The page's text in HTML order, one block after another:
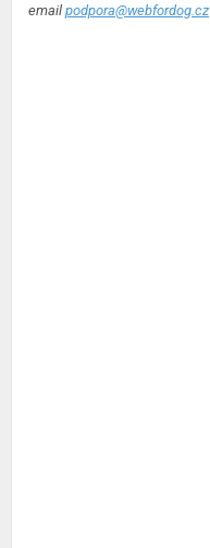
email podpora@webfordog.cz